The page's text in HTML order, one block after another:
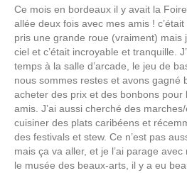
Ce mois en bordeaux il y avait la
allée deux fois avec mes amis !
pris une grande roue (vraiment) mais
ciel et c’était incroyable et tranquille.
temps à la salle d’arcade, le jeu de
nous sommes restes et avons gagné
acheter des prix et des bonbons pour
amis. J’ai aussi cherché des
cuisiner des plats caribéens et
des festivals et stew. Ce n’est pas
mais ça va aller, et je l’ai parage avec
le musée des beaux-arts, il y a eu